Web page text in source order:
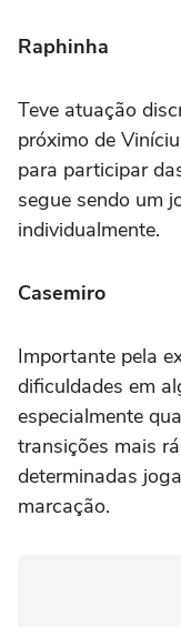
Raphinha
Teve atuação
próximo de
para participar
segue sendo um
individualmente.
Casemiro
Importante pela
dificuldades em
especialmente
transições mais
determinadas
marcação.